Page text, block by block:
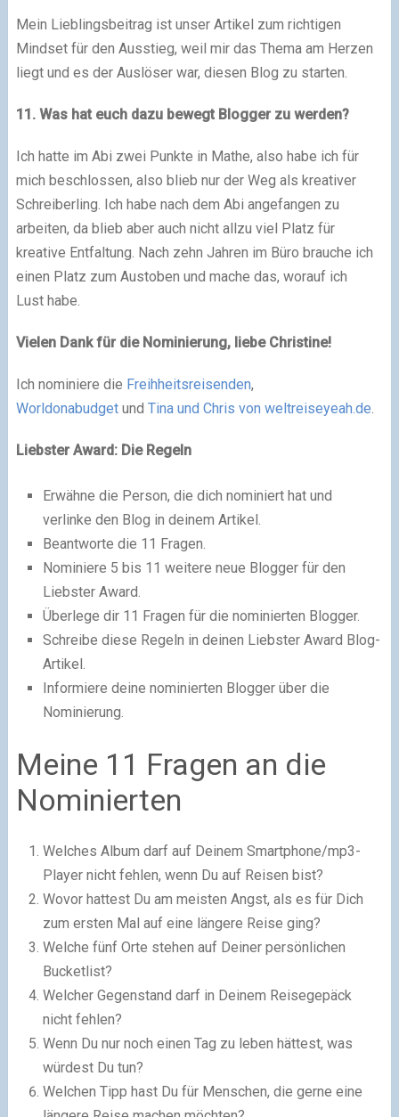
Mein Lieblingsbeitrag ist unser Artikel zum richtigen
Mindset für den Ausstieg, weil mir das Thema am Herzen
liegt und es der Auslöser war, diesen Blog zu starten.
11. Was hat euch dazu bewegt Blogger zu werden?
Ich hatte im Abi zwei Punkte in Mathe, also habe ich für
mich beschlossen, also blieb nur der Weg als kreativer
Schreiberling. Ich habe nach dem Abi angefangen zu
arbeiten, da blieb aber auch nicht allzu viel Platz für
kreative Entfaltung. Nach zehn Jahren im Büro brauche ich
einen Platz zum Austoben und mache das, worauf ich
Lust habe.
Vielen Dank für die Nominierung, liebe Christine!
Ich nominiere die Freihheitsreisenden,
Worldonabudgetund Tina und Chris von weltreiseyeah.de.
Liebster Award: Die Regeln
Erwähne die Person, die dich nominiert hat und
verlinke den Blog in deinem Artikel.
Beantworte die 11 Fragen.
Nominiere 5 bis 11 weitere neue Blogger für den
Liebster Award.
Überlege dir 11 Fragen für die nominierten Blogger.
Schreibe diese Regeln in deinen Liebster Award Blog-
Artikel.
Informiere deine nominierten Blogger über die
Nominierung.
Meine 11 Fragen an die
Nominierten
Welches Album darf auf Deinem Smartphone/mp3-
Player nicht fehlen, wenn Du auf Reisen bist?
Wovor hattest Du am meisten Angst, als es für Dich
zum ersten Mal auf eine längere Reise ging?
Welche fünf Orte stehen auf Deiner persönlichen
Bucketlist?
Welcher Gegenstand darf in Deinem Reisegepäck
nicht fehlen?
Wenn Du nur noch einen Tag zu leben hättest, was
würdest Du tun?
Welchen Tipp hast Du für Menschen, die gerne eine